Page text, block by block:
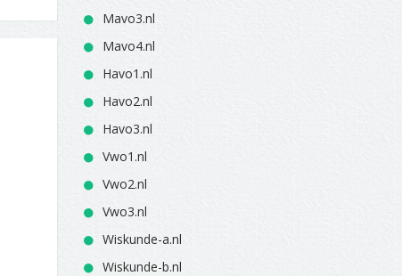
Mavo3.nl
Mavo4.nl
Havo1.nl
Havo2.nl
Havo3.nl
Vwo1.nl
Vwo2.nl
Vwo3.nl
Wiskunde-a.nl
Wiskunde-b.nl